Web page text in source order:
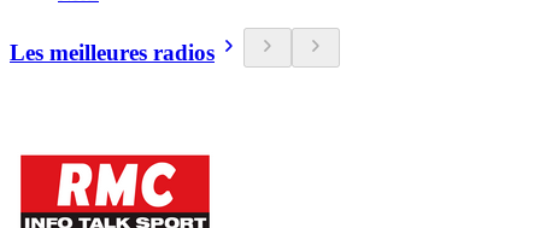
Les meilleures radios